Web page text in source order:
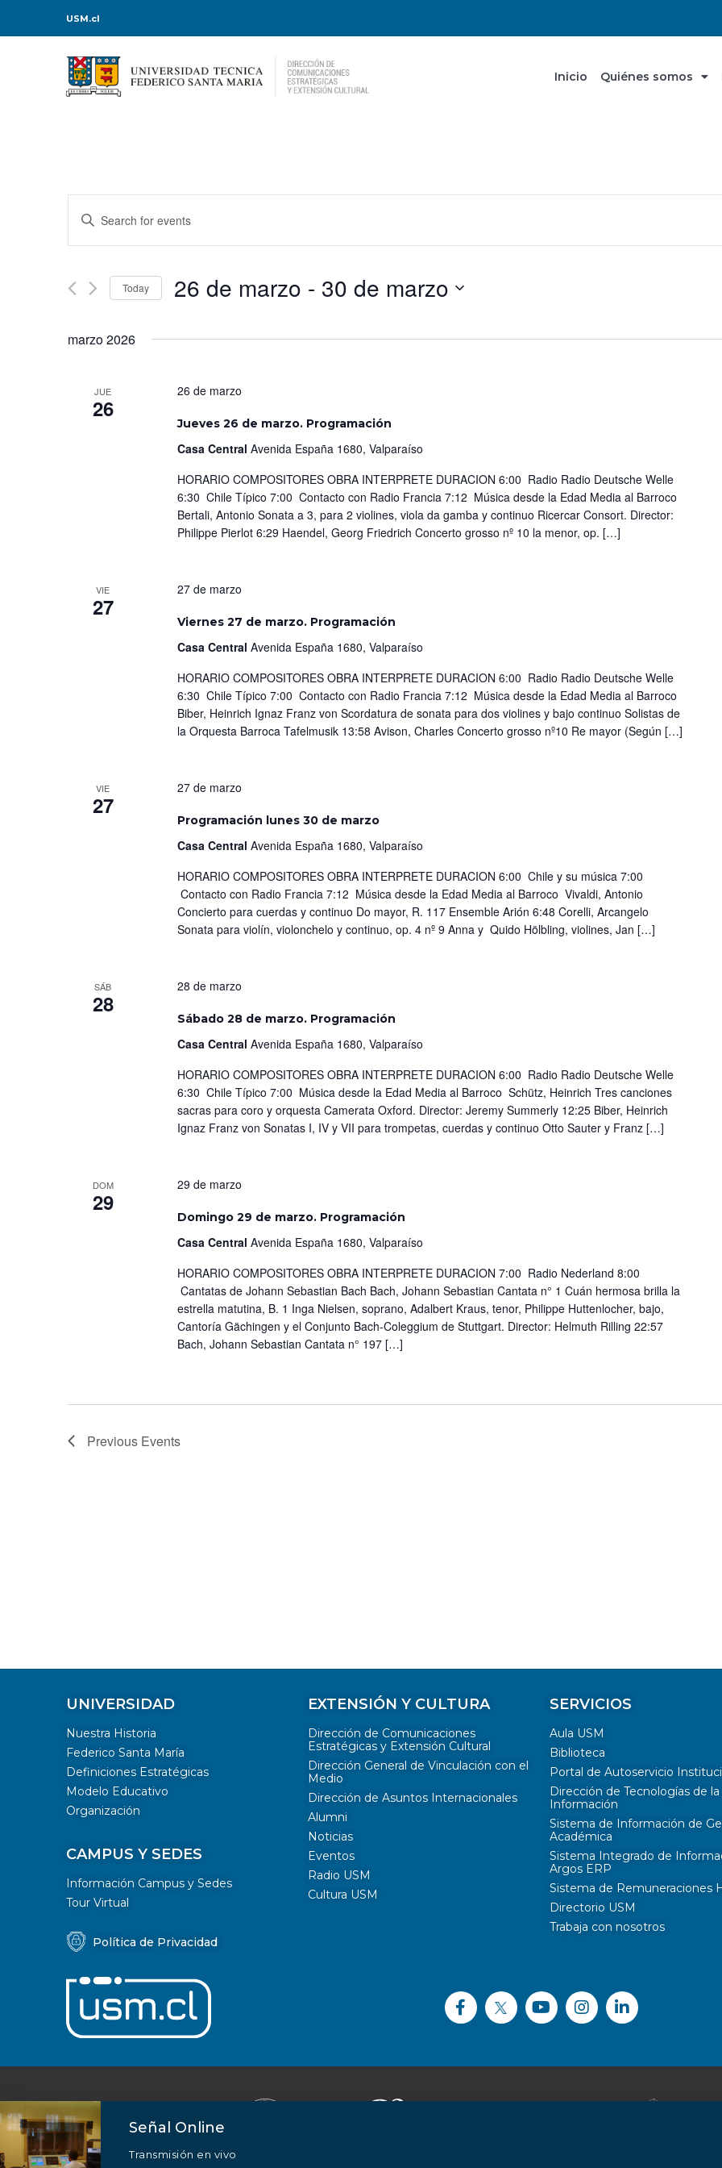
USM.cl
Inicio Quiénes somos
Events
Search
and
Views
Navigation
Keyword.
for
Keyword.
Today 26 de marzo - 30 de marzo
marzo 2026
JUE
26
26 de marzo
Jueves 26 de marzo. Programación
Casa Central Avenida España 1680, Valparaíso
HORARIO COMPOSITORES OBRA INTERPRETE DURACION 6:00 Radio Radio Deutsche Welle
6:30 Chile Típico 7:00 Contacto con Radio Francia 7:12 Música desde la Edad Media al Barroco
Bertali, Antonio Sonata a 3, para 2 violines, viola da gamba y continuo Ricercar Consort. Director:
Philippe Pierlot 6:29 Haendel, Georg Friedrich Concerto grosso nº 10 la menor, op. […]
VIE
27
27 de marzo
Viernes 27 de marzo. Programación
Casa Central Avenida España 1680, Valparaíso
HORARIO COMPOSITORES OBRA INTERPRETE DURACION 6:00 Radio Radio Deutsche Welle
6:30 Chile Típico 7:00 Contacto con Radio Francia 7:12 Música desde la Edad Media al Barroco
Biber, Heinrich Ignaz Franz von Scordatura de sonata para dos violines y bajo continuo Solistas de
la Orquesta Barroca Tafelmusik 13:58 Avison, Charles Concerto grosso nº10 Re mayor (Según […]
VIE
27
27 de marzo
Programación lunes 30 de marzo
Casa Central Avenida España 1680, Valparaíso
HORARIO COMPOSITORES OBRA INTERPRETE DURACION 6:00 Chile y su música 7:00
Contacto con Radio Francia 7:12 Música desde la Edad Media al Barroco Vivaldi, Antonio
Concierto para cuerdas y continuo Do mayor, R. 117 Ensemble Arión 6:48 Corelli, Arcangelo
Sonata para violín, violonchelo y continuo, op. 4 nº 9 Anna y Quido Hölbling, violines, Jan […]
SÁB
28
28 de marzo
Sábado 28 de marzo. Programación
Casa Central Avenida España 1680, Valparaíso
HORARIO COMPOSITORES OBRA INTERPRETE DURACION 6:00 Radio Radio Deutsche Welle
6:30 Chile Típico 7:00 Música desde la Edad Media al Barroco Schütz, Heinrich Tres canciones
sacras para coro y orquesta Camerata Oxford. Director: Jeremy Summerly 12:25 Biber, Heinrich
Ignaz Franz von Sonatas I, IV y VII para trompetas, cuerdas y continuo Otto Sauter y Franz […]
DOM
29
29 de marzo
Domingo 29 de marzo. Programación
Casa Central Avenida España 1680, Valparaíso
HORARIO COMPOSITORES OBRA INTERPRETE DURACION 7:00 Radio Nederland 8:00
Cantatas de Johann Sebastian Bach Bach, Johann Sebastian Cantata n° 1 Cuán hermosa brilla la
estrella matutina, B. 1 Inga Nielsen, soprano, Adalbert Kraus, tenor, Philippe Huttenlocher, bajo,
Cantoría Gächingen y el Conjunto Bach-Coleggium de Stuttgart. Director: Helmuth Rilling 22:57
Bach, Johann Sebastian Cantata n° 197 […]
Previous Events
UNIVERSIDAD
Nuestra Historia
Federico Santa María
Definiciones Estratégicas
Modelo Educativo
Organización
CAMPUS Y SEDES
Información Campus y Sedes
Tour Virtual
Política de Privacidad
EXTENSIÓN Y CULTURA
Dirección de Comunicaciones
Estratégicas y Extensión Cultural
Dirección General de Vinculación con el
Medio
Dirección de Asuntos Internacionales
Alumni
Noticias
Eventos
Radio USM
Cultura USM
SERVICIOS
Aula USM
Biblioteca
Portal de Autoservicio
Dirección de Tecnologías de la
Información
Sistema de Información de
Académica
Sistema Integrado de
Argos ERP
Sistema de Remuneraciones
Directorio USM
Trabaja con nosotros
Señal Online
Transmisión en vivo